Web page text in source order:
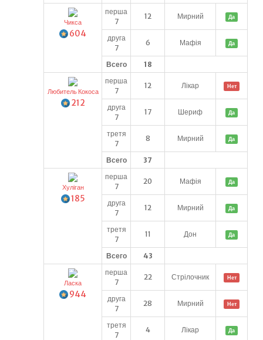
Чикса
604
перша
7
12 Мирний Да
друга
7
6 Мафія Да
Всего 18
Любитель Кокоса
212
перша
7
12 Лікар Нет
друга
7
17 Шериф Да
третя
7
8 Мирний Да
Всего 37
Хуліган
185
перша
7
20 Мафія Да
друга
7
12 Мирний Да
третя
7
11 Дон Да
Всего 43
Ласка
944
перша
7
22 Стрілочник Нет
друга
7
28 Мирний Нет
третя
7
4 Лікар Да